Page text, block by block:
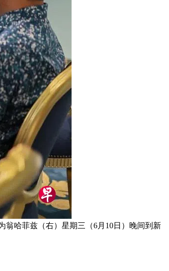
哈菲兹（右）星期三（6月10日）晚间到新